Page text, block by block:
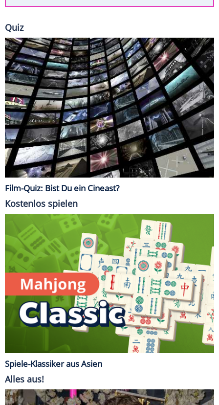
Quiz
Film-Quiz: Bist Du ein Cineast?
Kostenlos spielen
Spiele-Klassiker aus Asien
Alles aus!